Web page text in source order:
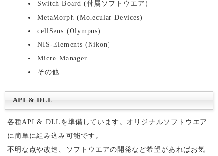
Switch Board (付属ソフトウエア）
MetaMorph (Molecular Devices)
cellSens (Olympus)
NIS-Elements (Nikon)
Micro-Manager
その他
API & DLL
各種API & DLLを準備しています。オリジナルソフトウエア
に簡単に組み込み可能です。
不明な点や改造、ソフトウエアの開発など希望があればお気